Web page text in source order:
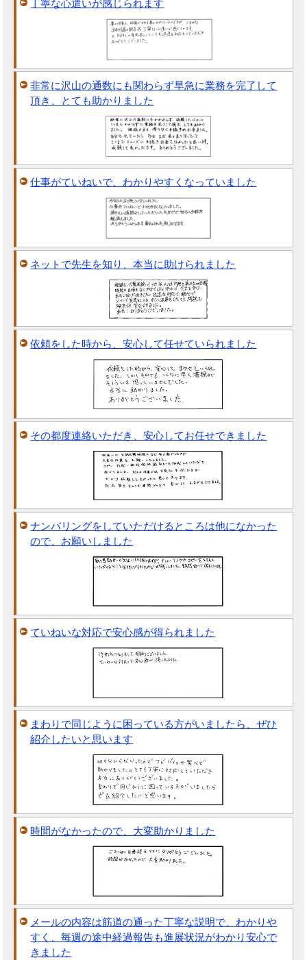
丁寧な心遣いが感じられます
非常に沢山の通数にも関わらず早急に業務を完了して
頂き、とても助かりました
仕事がていねいで、わかりやすくなっていました
ネットで先生を知り、本当に助けられました
依頼をした時から、安心して任せていられました
その都度連絡いただき、安心してお任せできました
ナンバリングをしていただけるところは他になかった
ので、お願いしました
ていねいな対応で安心感が得られました
まわりで同じように困っている方がいましたら、ぜひ
紹介したいと思います
時間がなかったので、大変助かりました
メールの内容は筋道の通った丁寧な説明で、わかりや
すく、毎週の途中経過報告も進展状況がわかり安心で
きました